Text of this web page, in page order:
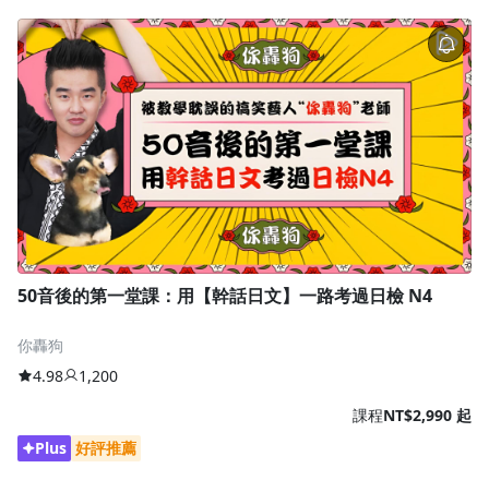
50音後的第一堂課：用【幹話日文】一路考過日檢 N4
你轟狗
4.98
1,200
課程NT$2,990 起
Plus 好評推薦